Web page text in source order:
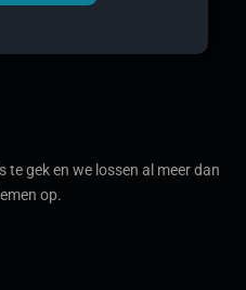
gek en we lossen al meer dan
op.